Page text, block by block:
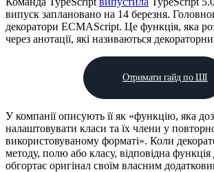
випуск заплановано на 14 березня.
декоратори ECMAScript. Це функція, яка
через анотації, які називаються
Отримати гайд по ШІ
У компанії описують її як «функцію, яка
налаштовувати класи та їх члени у
використовуваному форматі». Коли
методу, полю або класу, відповідна функція
обгортає оригінал своїм власним